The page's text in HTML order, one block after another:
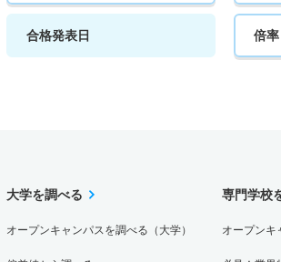
合格発表日 倍率
大学を調べる
オープンキャンパスを調べる（大学）
専門学校
オープンキ